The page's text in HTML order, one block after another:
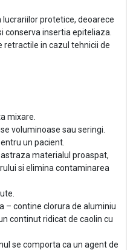
lucrariilor protetice, deoarece
conserva insertia epiteliaza.
retractile in cazul tehnicii de
mixare.
voluminoase sau seringi.
un pacient.
materialul proaspat,
si elimina contaminarea
contine clorura de aluminiu
continut ridicat de caolin cu
se comporta ca un agent de